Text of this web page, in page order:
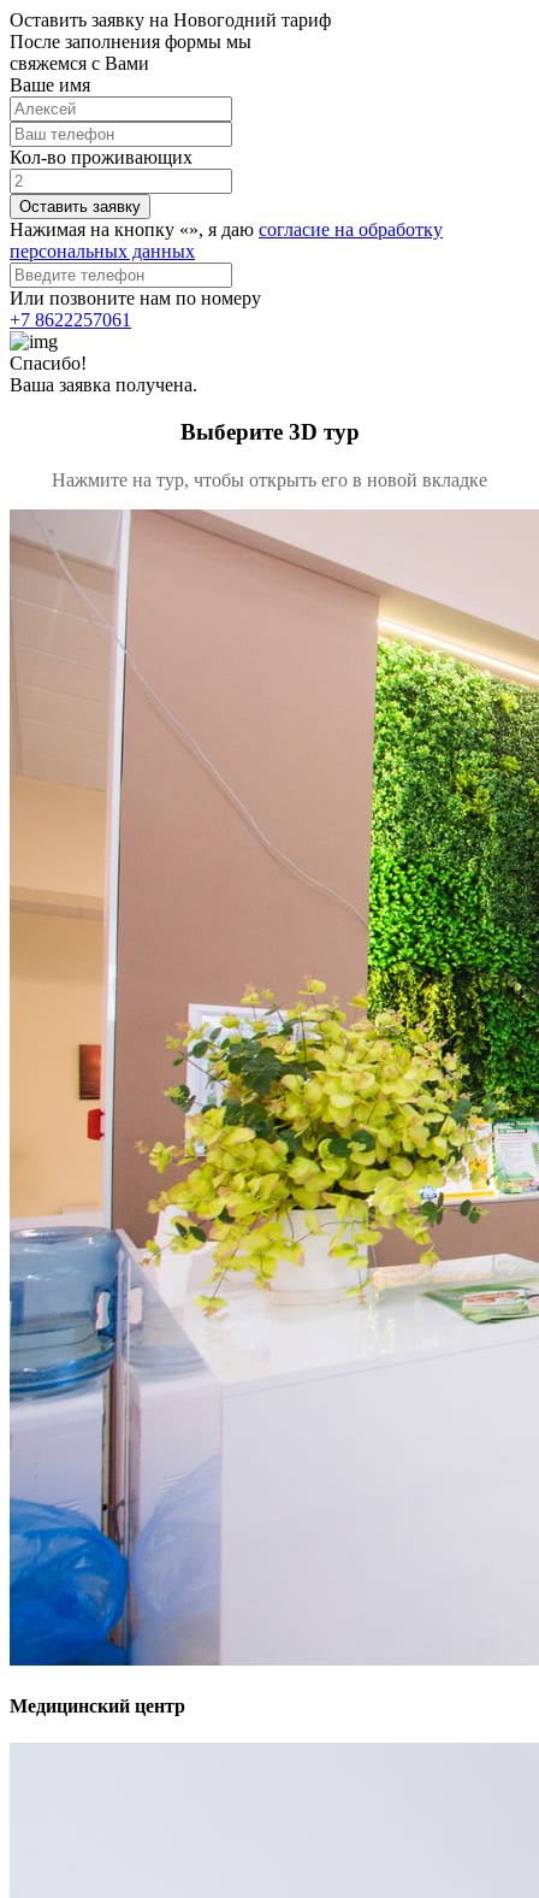
Оставить заявку на Новогодний тариф
После заполнения формы мы
свяжемся с Вами
Ваше имя
Кол-во проживающих
Оставить заявку
Нажимая на кнопку «», я даю согласие на обработку
персональных данных
Или позвоните нам по номеру
+7 8622257061
Спасибо!
Ваша заявка получена.
Выберите 3D тур
Нажмите на тур, чтобы открыть его в новой вкладке
Медицинский центр